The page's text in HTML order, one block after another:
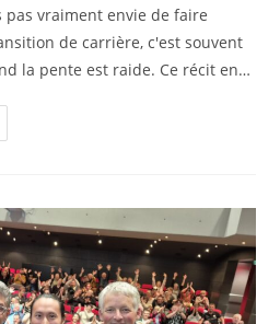
pas vraiment envie de faire
de carrière, c'est souvent
la pente est raide. Ce récit en…